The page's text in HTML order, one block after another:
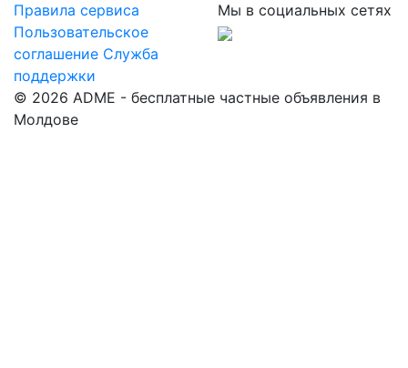
Правила сервиса
Пользовательское
соглашение Служба
поддержки
Мы в социальных сетях
© 2026 ADME - бесплатные частные объявления в
Молдове